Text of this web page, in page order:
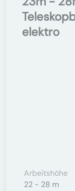
elektro
Arbeitshöhe
22 - 28 m